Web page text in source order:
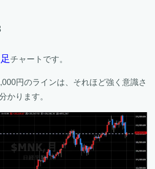
チャートです。
円のラインは、それほど強く意識さ
かります。